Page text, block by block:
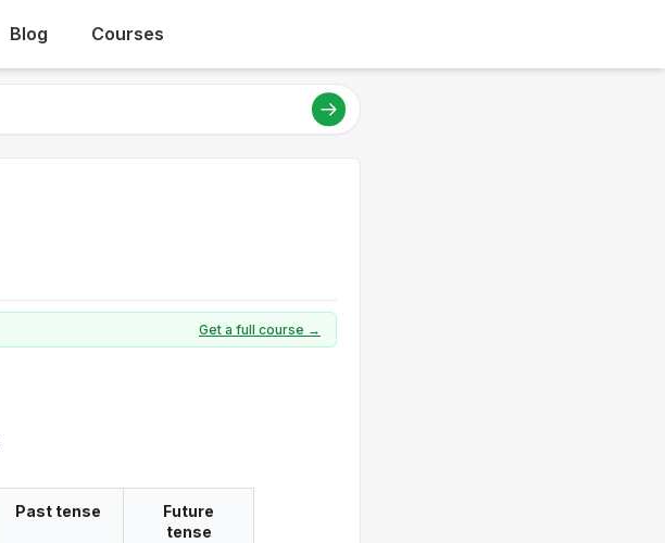
Blog Courses
Get a full course →
Past tense
Future
tense